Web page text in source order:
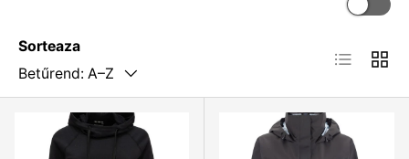
Sorteaza
Betűrend: A–Z